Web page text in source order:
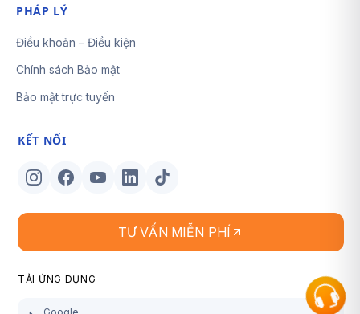
PHÁP LÝ
Điều khoản – Điều kiện
Chính sách Bảo mật
Bảo mật trực tuyến
KẾT NỐI
TƯ VẤN MIỄN PHÍ
TẢI ỨNG DỤNG